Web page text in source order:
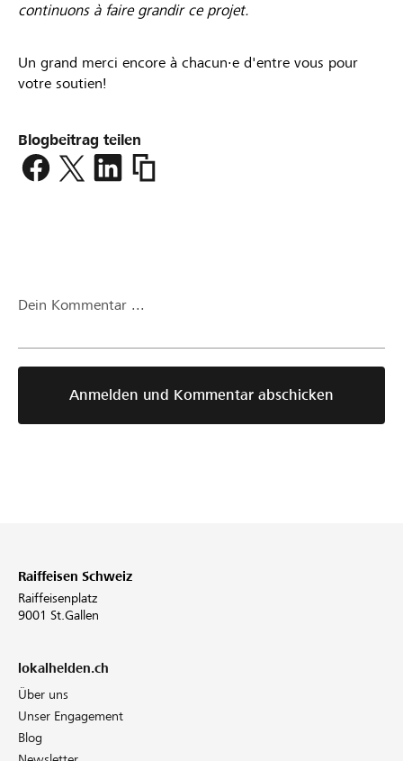
continuons à faire grandir ce projet.
Un grand merci encore à chacun·e d'entre vous pour
votre soutien!
Blogbeitrag teilen
https://www.lokalhelden.ch/proximit-
pour-
112-
et-
marraines-
p10438.html
Dein Kommentar ...
Anmelden und Kommentar abschicken
Raiffeisen Schweiz
Raiffeisenplatz
9001 St.Gallen
lokalhelden.ch
Über uns
Unser Engagement
Blog